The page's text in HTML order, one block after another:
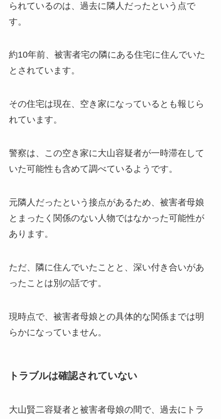
られているのは、過去に隣人だったという点で
す。
約10年前、被害者宅の隣にある住宅に住んでいた
とされています。
その住宅は現在、空き家になっているとも報じら
れています。
警察は、この空き家に大山容疑者が一時滞在して
いた可能性も含めて調べているようです。
元隣人だったという接点があるため、被害者母娘
とまったく関係のない人物ではなかった可能性が
あります。
ただ、隣に住んでいたことと、深い付き合いがあ
ったことは別の話です。
現時点で、被害者母娘との具体的な関係までは明
らかになっていません。
トラブルは確認されていない
大山賢二容疑者と被害者母娘の間で、過去にトラ